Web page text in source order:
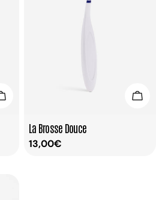
Ajouter Au Panier
Taper:
La Brosse Douce
Prix
13,00€